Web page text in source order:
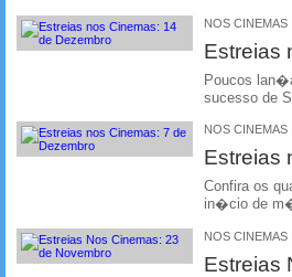
NOS CINEMAS
Estreias
Poucos
sucesso de
NOS CINEMAS
Estreias
Confira os
in�cio de
NOS CINEMAS
Estreias